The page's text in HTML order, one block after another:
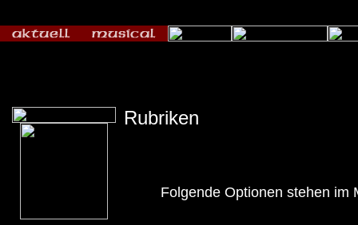
Rubriken
Folgende Optionen stehen im